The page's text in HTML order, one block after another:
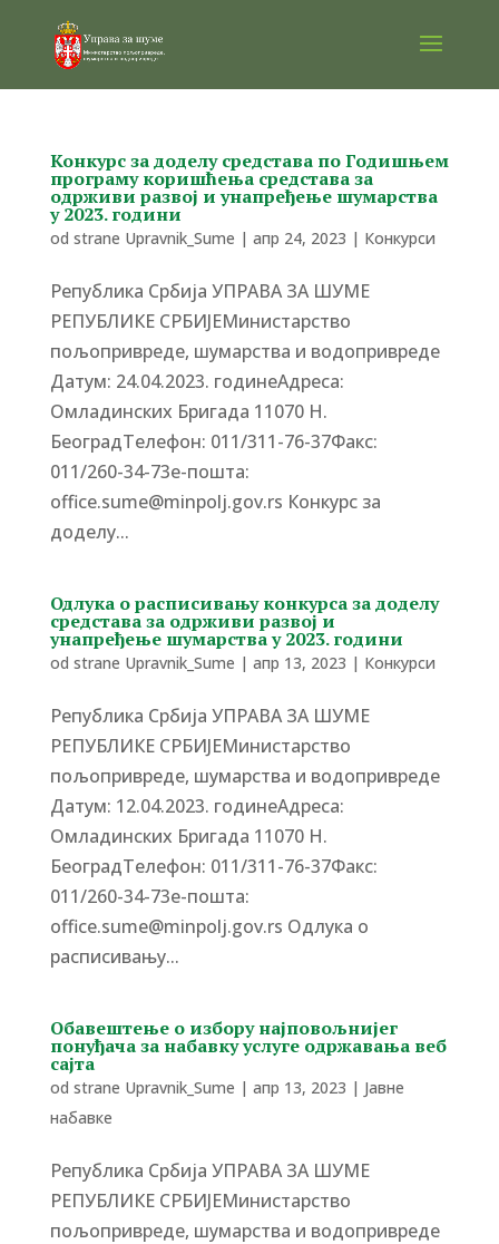
Конкурс за доделу средстава по Годишњем
програму коришћења средстава за
одрживи развој и унапређење шумарства
у 2023. години
od strane Upravnik_Sume | апр 24, 2023 | Конкурси
Република Србија УПРАВА ЗА ШУМЕ
РЕПУБЛИКЕ СРБИЈЕМинистарство
пољопривреде, шумарства и водопривреде
Датум: 24.04.2023. годинеАдреса:
Омладинских Бригада 11070 Н.
БеоградTелефон: 011/311-76-37Факс:
011/260-34-73е-пошта:
office.sume@minpolj.gov.rs Конкурс за
доделу...
Одлука о расписивању конкурса за доделу
средстава за одрживи развој и
унапређење шумарства у 2023. години
od strane Upravnik_Sume | апр 13, 2023 | Конкурси
Република Србија УПРАВА ЗА ШУМЕ
РЕПУБЛИКЕ СРБИЈЕМинистарство
пољопривреде, шумарства и водопривреде
Датум: 12.04.2023. годинеАдреса:
Омладинских Бригада 11070 Н.
БеоградTелефон: 011/311-76-37Факс:
011/260-34-73е-пошта:
office.sume@minpolj.gov.rs Одлука о
расписивању...
Обавештење о избору најповољнијег
понуђача за набавку услуге одржавања веб
сајта
od strane Upravnik_Sume | апр 13, 2023 | Јавне
набавке
Република Србија УПРАВА ЗА ШУМЕ
РЕПУБЛИКЕ СРБИЈЕМинистарство
пољопривреде, шумарства и водопривреде